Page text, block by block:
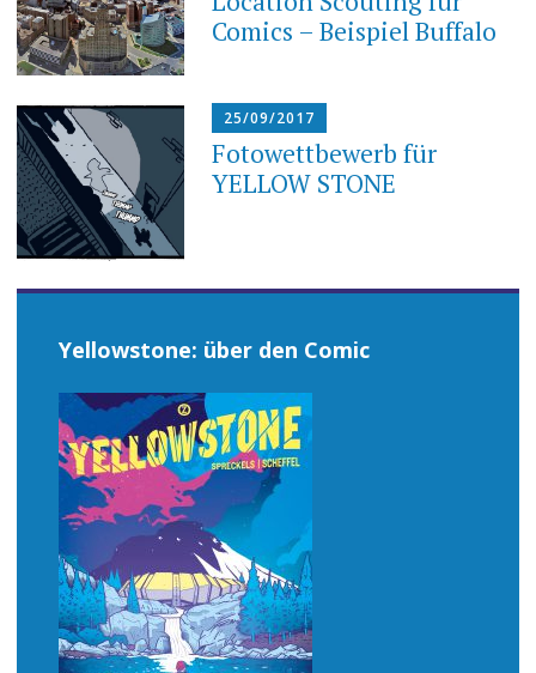
Comics – Beispiel Buffalo
25/09/2017
Fotowettbewerb für
YELLOW STONE
Yellowstone: über den Comic